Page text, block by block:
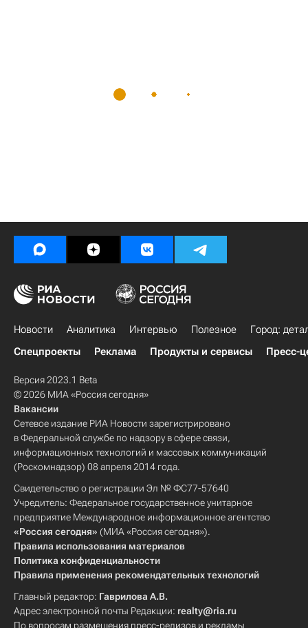
Новости Аналитика Интервью Полезное
Город:
Спецпроекты
Реклама Продукты и сервисы Пресс-
Версия 2023.1 Beta
© 2026 МИА «Россия сегодня»
Вакансии
Сетевое издание РИА Новости зарегистрировано
в Федеральной службе по надзору в сфере связи,
информационных технологий и массовых коммуникаций
(Роскомнадзор) 08 апреля 2014 года.
Свидетельство о регистрации Эл № ФС77-57640
Учредитель: Федеральное государственное унитарное
предприятие Международное информационное агентство
«Россия сегодня» (МИА «Россия сегодня»).
Правила использования материалов
Политика конфиденциальности
Правила применения рекомендательных технологий
Главный редактор: Гаврилова А.В.
Адрес электронной почты Редакции: realty@ria.ru
По вопросам размещения пресс-релизов и рекламы